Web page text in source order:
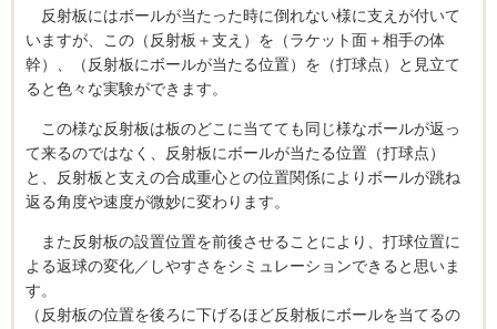
反射板にはボールが当たった時に倒れない様に支えが付いて
いますが、この（反射板＋支え）を（ラケット面＋相手の体
幹）、（反射板にボールが当たる位置）を（打球点）と見立て
ると色々な実験ができます。
この様な反射板は板のどこに当てても同じ様なボールが返っ
て来るのではなく、反射板にボールが当たる位置（打球点）
と、反射板と支えの合成重心との位置関係によりボールが跳ね
返る角度や速度が微妙に変わります。
また反射板の設置位置を前後させることにより、打球位置に
よる返球の変化／しやすさをシミュレーションできると思いま
す。
（反射板の位置を後ろに下げるほど反射板にボールを当てるの